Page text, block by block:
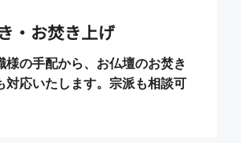
・お焚き上げ
様の手配から、お仏壇のお焚き
対応いたします。宗派も相談可